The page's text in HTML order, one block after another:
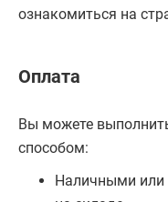
ознакомиться на
Оплата
Вы можете
способом:
Наличными или